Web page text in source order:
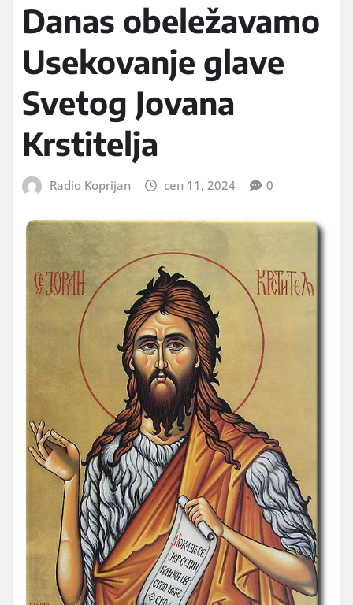
Danas obeležavamo
Usekovanje glave
Svetog Jovana
Krstitelja
Radio Koprijan сеп 11, 2024 0